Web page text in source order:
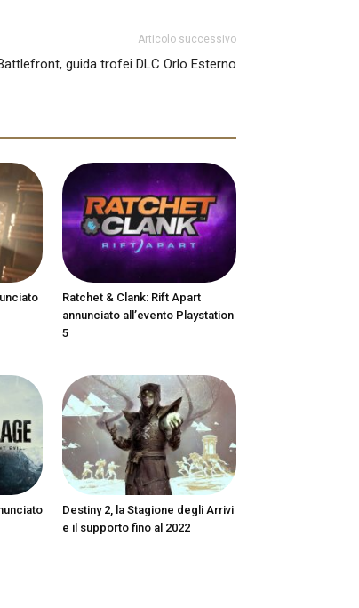
Articolo successivo
guida trofei DLC Orlo Esterno
Ratchet & Clank: Rift Apart
annunciato all’evento Playstation
5
Destiny 2, la Stagione degli Arrivi
e il supporto fino al 2022